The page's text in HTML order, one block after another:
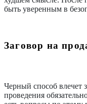
быть уверенным в
Заговор на
Черный способ влечет
проведения